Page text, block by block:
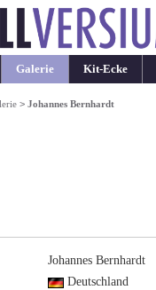
Galerie Kit-Ecke
> Johannes Bernhardt
Johannes Bernhardt
Deutschland